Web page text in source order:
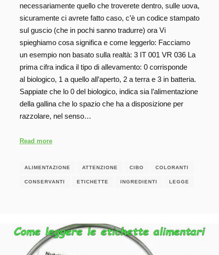
necessariamente quello che troverete dentro, sulle uova,
sicuramente ci avrete fatto caso, c’è un codice stampato
sul guscio (che in pochi sanno tradurre) ora Vi
spieghiamo cosa significa e come leggerlo: Facciamo
un esempio non basato sulla realtà: 3 IT 001 VR 036 La
prima cifra indica il tipo di allevamento: 0 corrisponde
al biologico, 1 a quello all’aperto, 2 a terra e 3 in batteria.
Sappiate che lo 0 del biologico, indica sia l’alimentazione
della gallina che lo spazio che ha a disposizione per
razzolare, nel senso…
Read more
ALIMENTAZIONE ATTENZIONE CIBO COLORANTI
CONSERVANTI ETICHETTE INGREDIENTI LEGGE